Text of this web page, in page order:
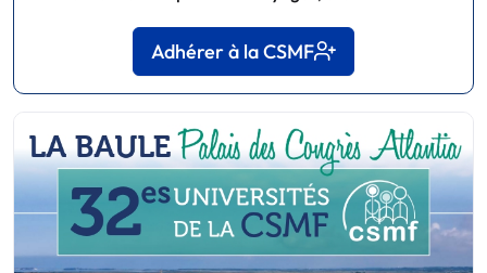
Adhérer à la CSMF